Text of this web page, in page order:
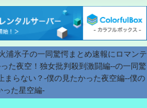
浦氷子の一同驚愕まとめ速報にロマンテ
た夜空！独女批判殺到激闘編--の一同驚
まらない？-僕の見たかった夜空編--僕の
った星空編-